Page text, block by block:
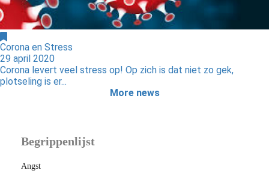
Corona en Stress
29 april 2020
Corona levert veel stress op! Op zich is dat niet zo gek,
plotseling is er...
More news
Begrippenlijst
Angst